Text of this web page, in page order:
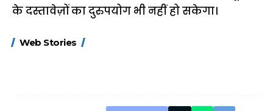
के दस्तावेज़ों का दुरुपयोग भी नहीं हो सकेगा।
Web Stories
FASTag के ये नए